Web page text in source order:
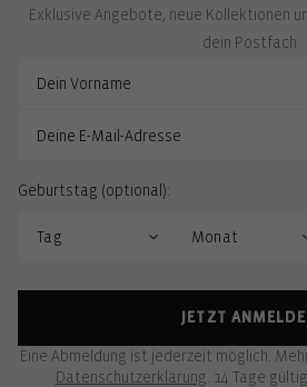
Exklusive Angebote, neue Kollektionen
dein Postfach
Geburtstag (optional):
JETZT
Eine Abmeldung ist jederzeit möglich.
Datenschutzerklärung . 14 Tage